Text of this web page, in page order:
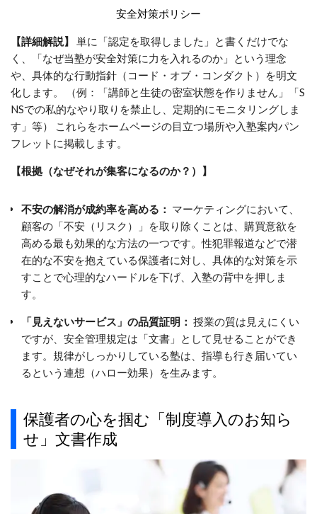
安全対策ポリシー
【詳細解説】
単に「認定を取得しました」と書くだけでな
く、「なぜ当塾が安全対策に力を入れるのか」という理念
や、具体的な行動指針（コード・オブ・コンダクト）を明文
化します。 （例：「講師と生徒の密室状態を作りません」「S
NSでの私的なやり取りを禁止し、定期的にモニタリングしま
す」等） これらをホームページの目立つ場所や入塾案内パン
フレットに掲載します。
【根拠（なぜそれが集客になるのか？）】
不安の解消が成約率を高める： マーケティングにおいて、
顧客の「不安（リスク）」を取り除くことは、購買意欲を
高める最も効果的な方法の一つです。性犯罪報道などで潜
在的な不安を抱えている保護者に対し、具体的な対策を示
すことで心理的なハードルを下げ、入塾の背中を押しま
す。
「見えないサービス」の品質証明： 授業の質は見えにくい
ですが、安全管理規定は「文書」として見せることができ
ます。規律がしっかりしている塾は、指導も行き届いてい
るという連想（ハロー効果）を生みます。
保護者の心を掴む「制度導入のお知ら
せ」文書作成